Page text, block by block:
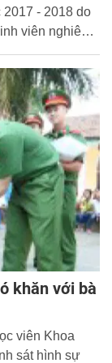
2017 - 2018 do
viên nghiên
khăn với bà
viên Khoa
sát hình sự